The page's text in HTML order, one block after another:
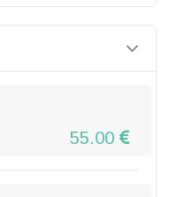
55.00